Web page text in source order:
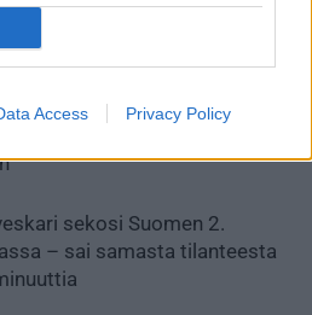
Access Privacy Policy
TEKIJÄLTÄ
ketjut Sveitsi-peliin –
sekosi Suomen 2.
– sai samasta tilanteesta